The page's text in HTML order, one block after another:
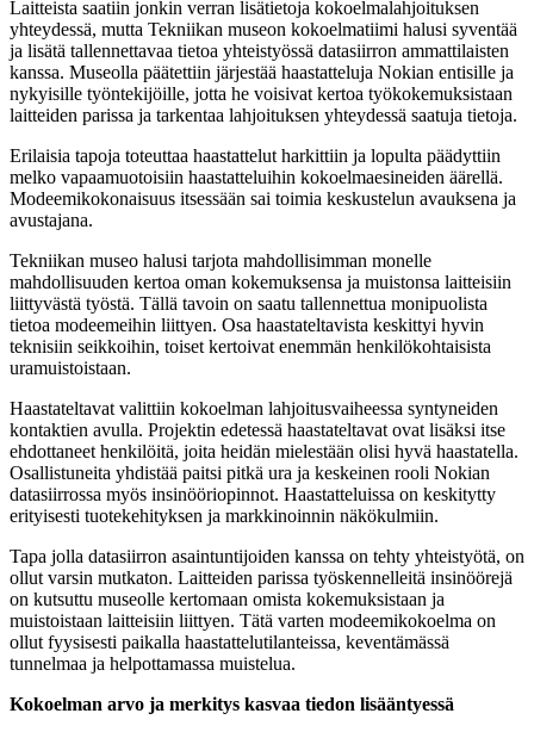
Laitteista saatiin jonkin verran lisätietoja kokoelmalahjoituksen
yhteydessä, mutta Tekniikan museon kokoelmatiimi halusi syventää
ja lisätä tallennettavaa tietoa yhteistyössä datasiirron ammattilaisten
kanssa. Museolla päätettiin järjestää haastatteluja Nokian entisille ja
nykyisille työntekijöille, jotta he voisivat kertoa työkokemuksistaan
laitteiden parissa ja tarkentaa lahjoituksen yhteydessä saatuja tietoja.
Erilaisia tapoja toteuttaa haastattelut harkittiin ja lopulta päädyttiin
melko vapaamuotoisiin haastatteluihin kokoelmaesineiden äärellä.
Modeemikokonaisuus itsessään sai toimia keskustelun avauksena ja
avustajana.
Tekniikan museo halusi tarjota mahdollisimman monelle
mahdollisuuden kertoa oman kokemuksensa ja muistonsa laitteisiin
liittyvästä työstä. Tällä tavoin on saatu tallennettua monipuolista
tietoa modeemeihin liittyen. Osa haastateltavista keskittyi hyvin
teknisiin seikkoihin, toiset kertoivat enemmän henkilökohtaisista
uramuistoistaan.
Haastateltavat valittiin kokoelman lahjoitusvaiheessa syntyneiden
kontaktien avulla. Projektin edetessä haastateltavat ovat lisäksi itse
ehdottaneet henkilöitä, joita heidän mielestään olisi hyvä haastatella.
Osallistuneita yhdistää paitsi pitkä ura ja keskeinen rooli Nokian
datasiirrossa myös insinööriopinnot. Haastatteluissa on keskitytty
erityisesti tuotekehityksen ja markkinoinnin näkökulmiin.
Tapa jolla datasiirron asaintuntijoiden kanssa on tehty yhteistyötä, on
ollut varsin mutkaton. Laitteiden parissa työskennelleitä insinöörejä
on kutsuttu museolle kertomaan omista kokemuksistaan ja
muistoistaan laitteisiin liittyen. Tätä varten modeemikokoelma on
ollut fyysisesti paikalla haastattelutilanteissa, keventämässä
tunnelmaa ja helpottamassa muistelua.
Kokoelman arvo ja merkitys kasvaa tiedon lisääntyessä